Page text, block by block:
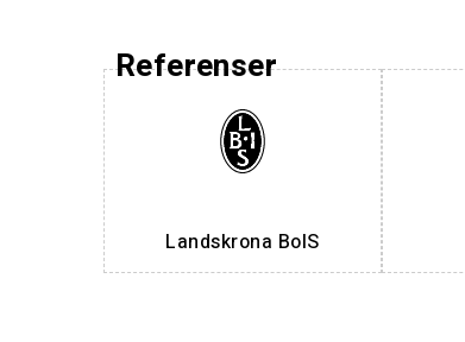
Referenser
Landskrona BoIS